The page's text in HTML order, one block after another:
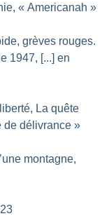
« Americanah »
grèves rouges.
1947, [...] en
La quête
de délivrance »
montagne,